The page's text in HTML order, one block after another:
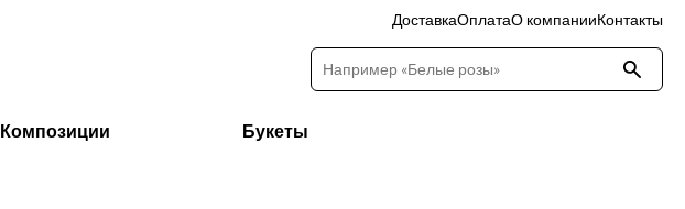
ДоставкаОплатаО компанииКонтакты
Композиции Букеты